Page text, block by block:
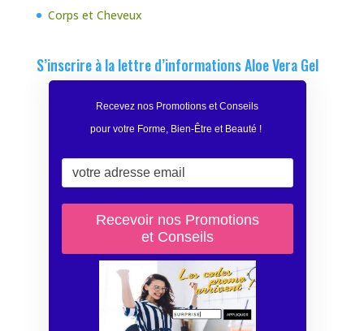
Corps et Cheveux
S’inscrire à la lettre d’informations Aloe Vera Gel
Recevez nos Promotions et Conseils
pour votre Forme, Bien-Être et Beauté !